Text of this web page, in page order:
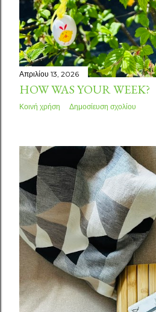
Απριλίου 13, 2026
HOW WAS YOUR WEEK?
Κοινή χρήση Δημοσίευση σχολίου